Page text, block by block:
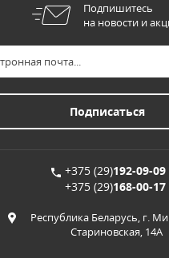
Подпишитесь
на новости и
+375 (29)192-09-09
+375 (29)168-00-17
Республика Беларусь, г.
Стариновская, 14А